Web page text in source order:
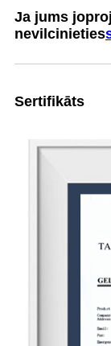
Ja jums
nevilcinieties
Sertifikāts